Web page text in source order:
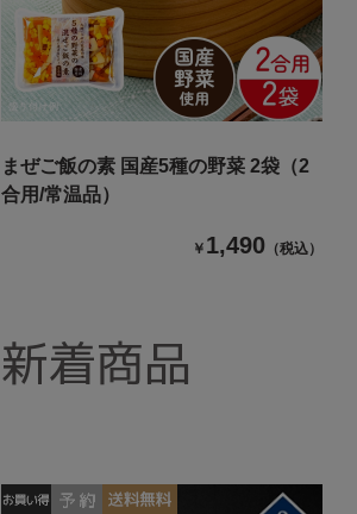
まぜご飯の素 国産5種の野菜 2袋（2
合用/常温品）
￥ 1,490 （税込）
新着商品